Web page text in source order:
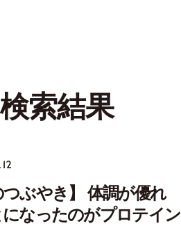
索結果
つぶやき】 体調が優れ
なったのがプロテイン